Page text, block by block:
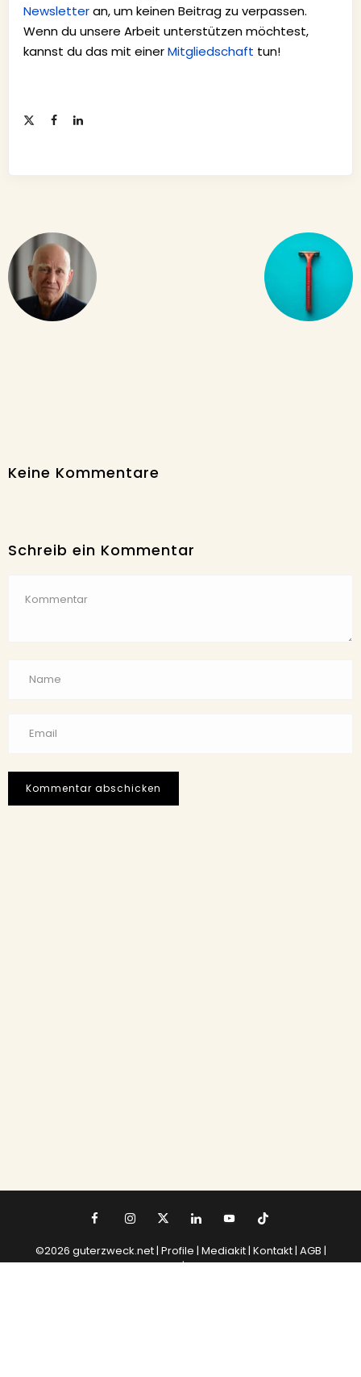
Newsletteran, um keinen Beitrag zu verpassen.
Wenn du unsere Arbeit unterstützen möchtest,
kannst du das mit einerMitgliedschaft tun!
Keine Kommentare
Schreib ein Kommentar
©2026 guterzweck.net | Profile | Mediakit| Kontakt| AGB |
Datenschutz|Impressum